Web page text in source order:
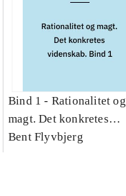
Bind 1 - Rationalitet og
magt. Det konkretes
videnskab. Bind 1
Bent Flyvbjerg